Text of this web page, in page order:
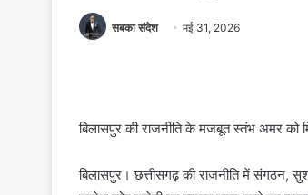
सबका संदेश मई 31, 2026
बिलासपुर की राजनीति के मजबूत स्तंभ अमर को
बिलासपुर। छत्तीसगढ़ की राजनीति में संगठन,